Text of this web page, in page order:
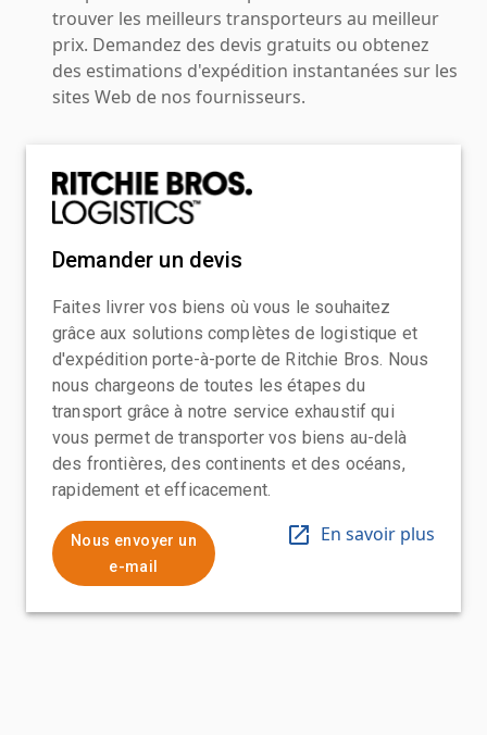
trouver les meilleurs transporteurs au meilleur
prix. Demandez des devis gratuits ou obtenez
des estimations d'expédition instantanées sur les
sites Web de nos fournisseurs.
Demander un devis
Faites livrer vos biens où vous le souhaitez
grâce aux solutions complètes de logistique et
d'expédition porte-à-porte de Ritchie Bros. Nous
nous chargeons de toutes les étapes du
transport grâce à notre service exhaustif qui
vous permet de transporter vos biens au-delà
des frontières, des continents et des océans,
rapidement et efficacement.
Nous envoyer un
e-mail
En savoir plus